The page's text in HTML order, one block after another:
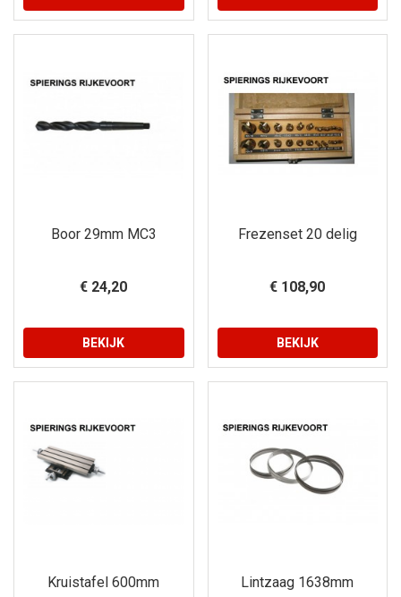
Boor 29mm MC3
€ 24,20
BEKIJK
Frezenset 20 delig
€ 108,90
BEKIJK
Kruistafel 600mm Lintzaag 1638mm